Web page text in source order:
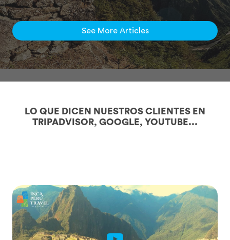
See More Articles
LO QUE DICEN NUESTROS CLIENTES EN
TRIPADVISOR, GOOGLE, YOUTUBE...